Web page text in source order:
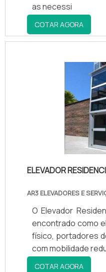
as necessi
COTAR AGORA
ELEVADOR
AR3 ELEVADORES E
O Elevador
encontrado como
físico, portadores
com mobilidade
COTAR AGORA